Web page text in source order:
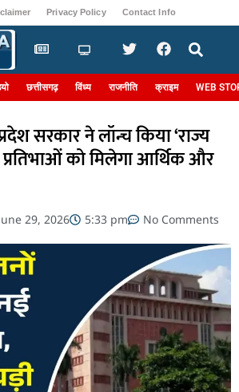
Privacy Policy Contact Info
छत्तीसगढ़ विंध्य राजनीति क्राइम WEB
सरकार ने लॉन्च किया ‘राज्य
प्रतिभाओं को मिलेगा आर्थिक और
29, 2026 5:33 pm No Comments